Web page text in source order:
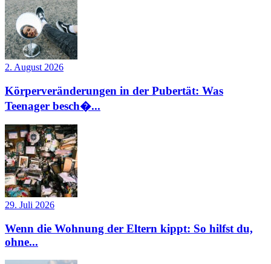
2. August 2026
Körperveränderungen in der Pubertät: Was
Teenager besch�...
29. Juli 2026
Wenn die Wohnung der Eltern kippt: So hilfst du,
ohne...